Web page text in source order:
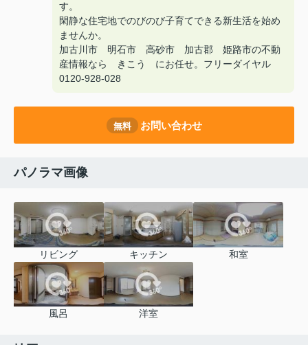
す。
閑静な住宅地でのびのび子育てできる新生活を始め
ませんか。
加古川市 明石市 高砂市 加古郡 姫路市の不動
産情報なら きこう にお任せ。フリーダイヤル
0120-928-028
無料 お問い合わせ
パノラマ画像
リビング キッチン 和室
風呂 洋室